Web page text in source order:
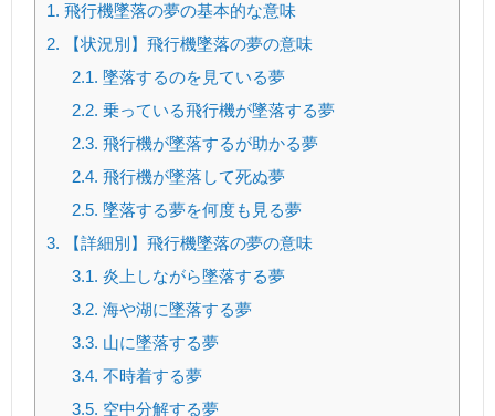
1. 飛行機墜落の夢の基本的な意味
2. 【状況別】飛行機墜落の夢の意味
2.1. 墜落するのを見ている夢
2.2. 乗っている飛行機が墜落する夢
2.3. 飛行機が墜落するが助かる夢
2.4. 飛行機が墜落して死ぬ夢
2.5. 墜落する夢を何度も見る夢
3. 【詳細別】飛行機墜落の夢の意味
3.1. 炎上しながら墜落する夢
3.2. 海や湖に墜落する夢
3.3. 山に墜落する夢
3.4. 不時着する夢
3.5. 空中分解する夢